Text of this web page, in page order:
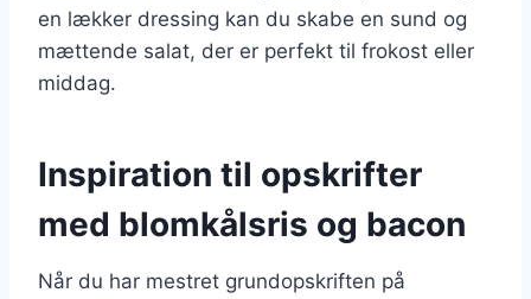
en lækker dressing kan du skabe en sund og
mættende salat, der er perfekt til frokost eller
middag.
Inspiration til opskrifter
med blomkålsris og bacon
Når du har mestret grundopskriften på